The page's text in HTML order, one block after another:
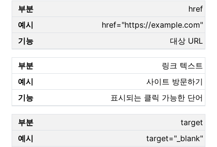
href
href="https://example.com"
대상 URL
링크 텍스트
사이트 방문하기
표시되는 클릭 가능한 단어
target
target="_blank"